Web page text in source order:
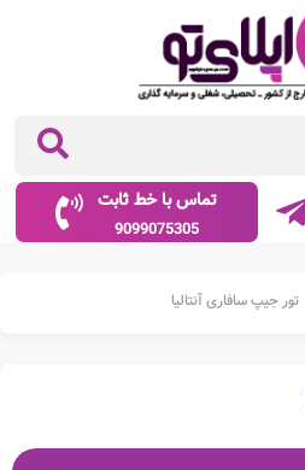
تماس با خط ثابت
9099075305
تور جیپ سافاری آنتالیا